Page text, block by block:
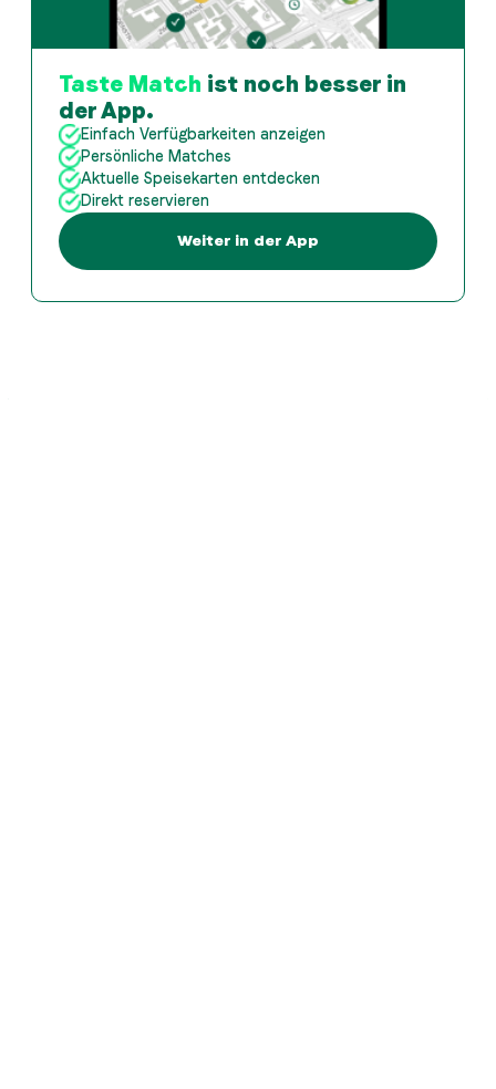
Taste Match ist noch besser in
der App.
Einfach Verfügbarkeiten anzeigen
Persönliche Matches
Aktuelle Speisekarten entdecken
Direkt reservieren
Weiter in der App